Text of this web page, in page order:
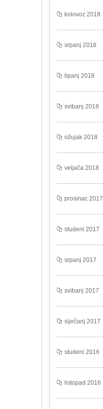
kolovoz 2018
srpanj 2018
lipanj 2018
svibanj 2018
ožujak 2018
veljača 2018
prosinac 2017
studeni 2017
srpanj 2017
svibanj 2017
siječanj 2017
studeni 2016
listopad 2016